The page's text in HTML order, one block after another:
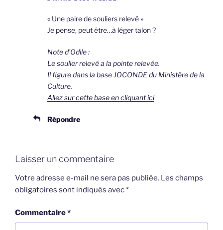
« Une paire de souliers relevé »
Je pense, peut être…à léger talon ?
Note d’Odile :
Le soulier relevé a la pointe relevée.
Il figure dans la base JOCONDE du Ministère de la
Culture.
Allez sur cette base en cliquant ici
Répondre
Laisser un commentaire
Votre adresse e-mail ne sera pas publiée. Les champs
obligatoires sont indiqués avec*
Commentaire*